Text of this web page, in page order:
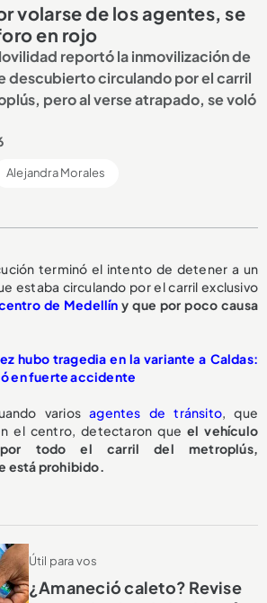
volarse de los agentes, se
en rojo
reportó la inmovilización de
descubierto circulando por el carril
pero al verse atrapado, se voló
Alejandra Morales
terminó el intento de detener a un
estaba circulando por el carril exclusivo
de Medellín y que por poco causa
hubo tragedia en la variante a Caldas:
en fuerte accidente
variosagentes de tránsito, que
el centro, detectaron que el vehículo
por todo el carril del metroplús,
está prohibido.
Útil para vos
¿Amaneció caleto? Revise